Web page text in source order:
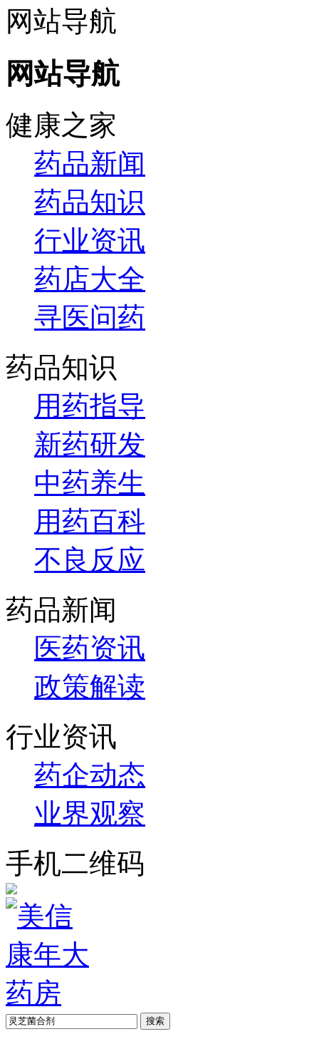
网站导航
网站导航
健康之家
药品新闻
药品知识
行业资讯
药店大全
寻医问药
药品知识
用药指导
新药研发
中药养生
用药百科
不良反应
药品新闻
医药资讯
政策解读
行业资讯
药企动态
业界观察
手机二维码